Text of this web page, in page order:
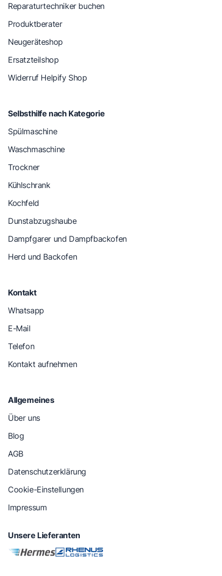
Reparaturtechniker buchen
Produktberater
Neugeräteshop
Ersatzteilshop
Widerruf Helpify Shop
Selbsthilfe nach Kategorie
Spülmaschine
Waschmaschine
Trockner
Kühlschrank
Kochfeld
Dunstabzugshaube
Dampfgarer und Dampfbackofen
Herd und Backofen
Kontakt
Whatsapp
E-Mail
Telefon
Kontakt aufnehmen
Allgemeines
Über uns
Blog
AGB
Datenschutzerklärung
Cookie-Einstellungen
Impressum
Unsere Lieferanten